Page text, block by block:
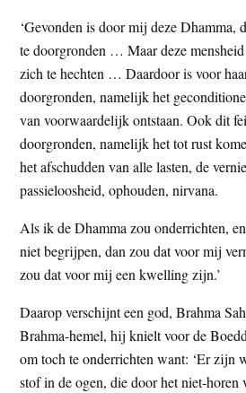
e
s
i
t
e
‘Gevonden is door mij deze Dhamma,
te doorgronden … Maar deze mensheid
zich te hechten … Daardoor is voor
doorgronden, namelijk het
van voorwaardelijk ontstaan. Ook dit
doorgronden, namelijk het tot rust
het afschudden van alle lasten, de
passieloosheid, ophouden, nirvana.
Als ik de Dhamma zou onderrichten,
niet begrijpen, dan zou dat voor mij
zou dat voor mij een kwelling zijn.’
Daarop verschijnt een god, Brahma
Brahma-hemel, hij knielt voor de
om toch te onderrichten want: ‘Er zijn
stof in de ogen, die door het niet-horen